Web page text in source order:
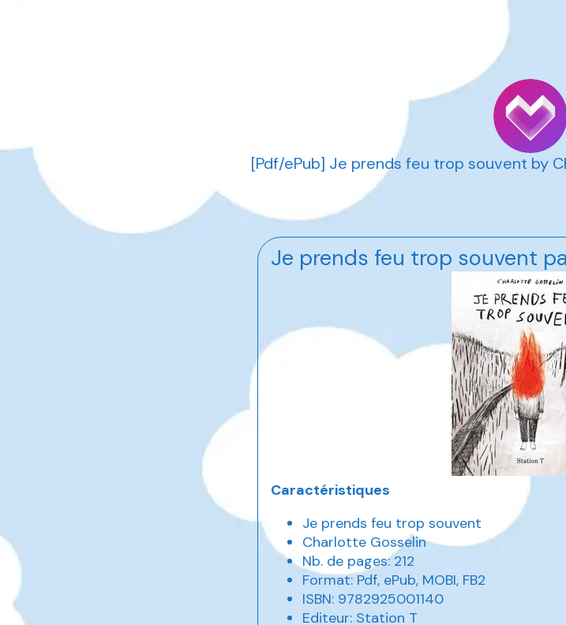
[Pdf/ePub] Je prends feu trop souvent by
Je prends feu trop souvent
Caractéristiques
Je prends feu trop souvent
Charlotte Gosselin
Nb. de pages: 212
Format: Pdf, ePub, MOBI, FB2
ISBN: 9782925001140
Editeur: Station T